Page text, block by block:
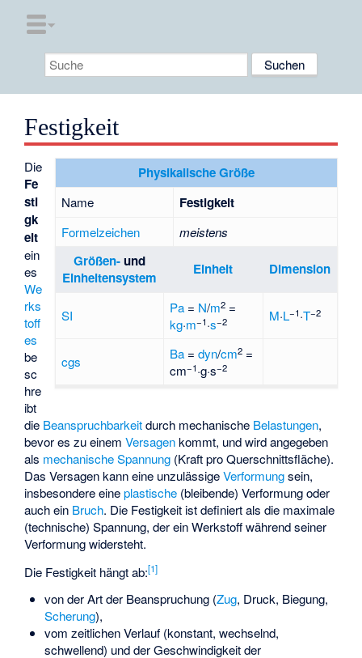
Festigkeit
Physikalische Größe
Name Festigkeit
Formelzeichen meistens
Größen-und
Einheitensystem
Einheit Dimension
SI Pa = N/m2 =
kg·m−1·s−2 M·L−1·T−2
cgs Ba =dyn/cm2 =
cm−1·g·s−2
Die
Fe
sti
gk
eit
ein
es
We
rks
toff
es
be
sc
hre
ibt
die Beanspruchbarkeitdurch mechanische Belastungen,
bevor es zu einemVersagenkommt, und wird angegeben
als mechanische Spannung (Kraft pro Querschnittsfläche).
Das Versagen kann eine unzulässigeVerformungsein,
insbesondere eineplastische (bleibende) Verformung oder
auch ein Bruch. Die Festigkeit ist definiert als die maximale
(technische) Spannung, der ein Werkstoff während seiner
Verformung widersteht.
Die Festigkeit hängt ab:[1]
von der Art der Beanspruchung (Zug, Druck, Biegung,
Scherung),
vom zeitlichen Verlauf (konstant, wechselnd,
schwellend) und der Geschwindigkeit der